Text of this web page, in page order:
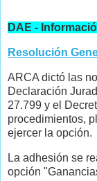
DAE -
Resolución
ARCA dictó las
Declaración
27.799 y el
procedimientos,
ejercer la opción.
La adhesión se
opción